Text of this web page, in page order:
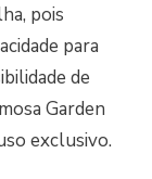
pois
para
de
Garden
exclusivo.